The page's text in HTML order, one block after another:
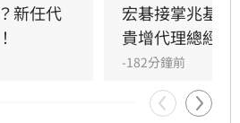
都租賃公會協助受影響房東
敬群呼籲兆基應配合想解約
確保社宅包租代管業務穩
損並防範詐騙行為，請相關
公告並填寫需求登記表。
新任代
宏碁接掌兆基2
貴增代理總經理
-182分鐘前